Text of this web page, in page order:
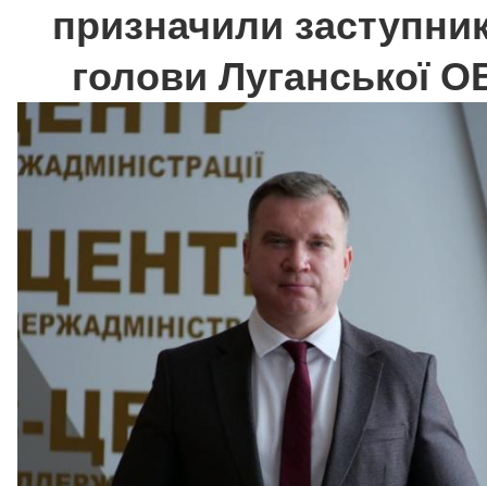
призначили
голови Луганської